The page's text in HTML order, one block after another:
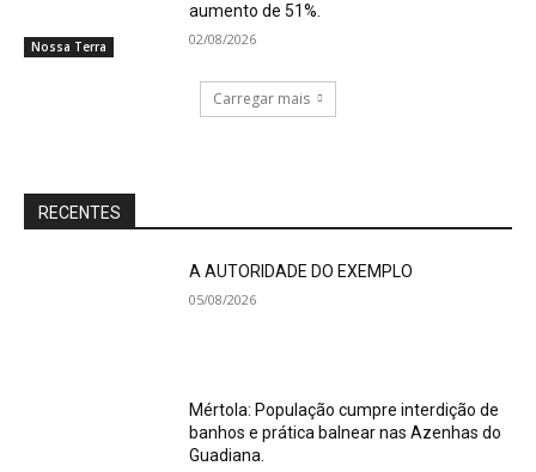
Nossa Terra
aumento de 51%.
02/08/2026
Carregar mais
RECENTES
A AUTORIDADE DO EXEMPLO
05/08/2026
Mértola: População cumpre interdição de
banhos e prática balnear nas Azenhas do
Guadiana.